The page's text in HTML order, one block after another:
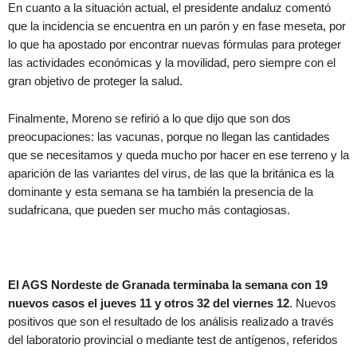
En cuanto a la situación actual, el presidente andaluz comentó
que la incidencia se encuentra en un parón y en fase meseta, por
lo que ha apostado por encontrar nuevas fórmulas para proteger
las actividades económicas y la movilidad, pero siempre con el
gran objetivo de proteger la salud.
Finalmente, Moreno se refirió a lo que dijo que son dos
preocupaciones: las vacunas, porque no llegan las cantidades
que se necesitamos y queda mucho por hacer en ese terreno y la
aparición de las variantes del virus, de las que la británica es la
dominante y esta semana se ha también la presencia de la
sudafricana, que pueden ser mucho más contagiosas.
El AGS Nordeste de Granada terminaba la semana con 19
nuevos casos el jueves 11 y otros 32 del viernes 12. Nuevos
positivos que son el resultado de los análisis realizado a través
del laboratorio provincial o mediante test de antígenos, referidos